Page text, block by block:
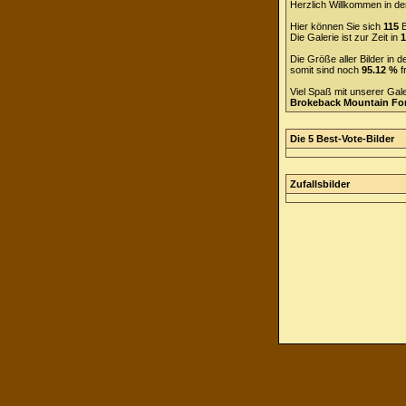
Herzlich Willkommen in
Hier können Sie sich 115
Die Galerie ist zur Zeit in 1
Die Größe aller Bilder in
somit sind noch 95.12 %
Viel Spaß mit unserer
Brokeback Mountain
Die 5 Best-Vote-Bilder
Zufallsbilder